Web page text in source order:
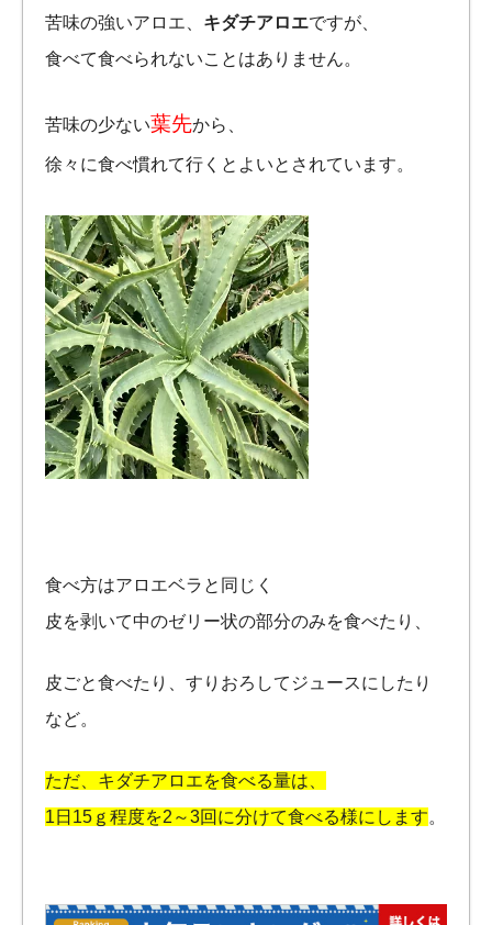
苦味の強いアロエ、 キダチアロエですが、
食べて食べられないことはありません。
苦味の少ない葉先から、
徐々に食べ慣れて行くとよいとされています。
食べ方はアロエベラと同じく
皮を剥いて中のゼリー状の部分のみを食べたり、
皮ごと食べたり、すりおろしてジュースにしたり
など。
ただ、キダチアロエを食べる量は、
1日15ｇ程度を2～3回に分けて食べる様にします。